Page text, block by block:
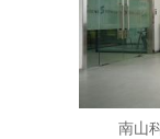
南山